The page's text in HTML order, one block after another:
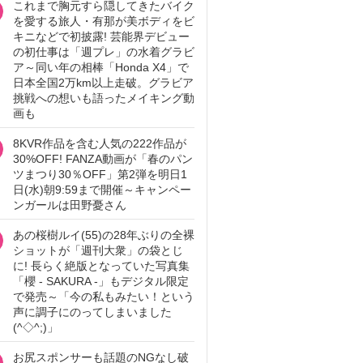
これまで胸元すら隠してきたバイク
を愛する旅人・有那が美ボディをビ
キニなどで初披露! 芸能界デビュー
の初仕事は「週プレ」の水着グラビ
ア～同い年の相棒「Honda X4」で
日本全国2万km以上走破。グラビア
挑戦への想いも語ったメイキング動
画も
8KVR作品を含む人気の222作品が
30%OFF! FANZA動画が「春のパン
ツまつり30％OFF」第2弾を明日1
日(水)朝9:59まで開催～キャンペー
ンガールは田野憂さん
あの桜樹ルイ(55)の28年ぶりの全裸
ショットが「週刊大衆」の袋とじ
に! 長らく絶版となっていた写真集
「櫻 - SAKURA -」もデジタル限定
で発売～「今の私もみたい！という
声に調子にのってしまいました
(^◇^;)」
お尻スポンサーも話題のNGなし破